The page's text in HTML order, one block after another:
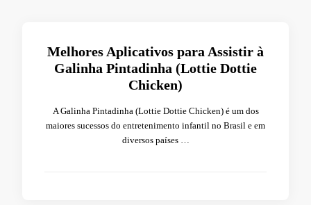
Melhores Aplicativos para Assistir à
Galinha Pintadinha (Lottie Dottie
Chicken)
A Galinha Pintadinha (Lottie Dottie Chicken) é um dos
maiores sucessos do entretenimento infantil no Brasil e em
diversos países …